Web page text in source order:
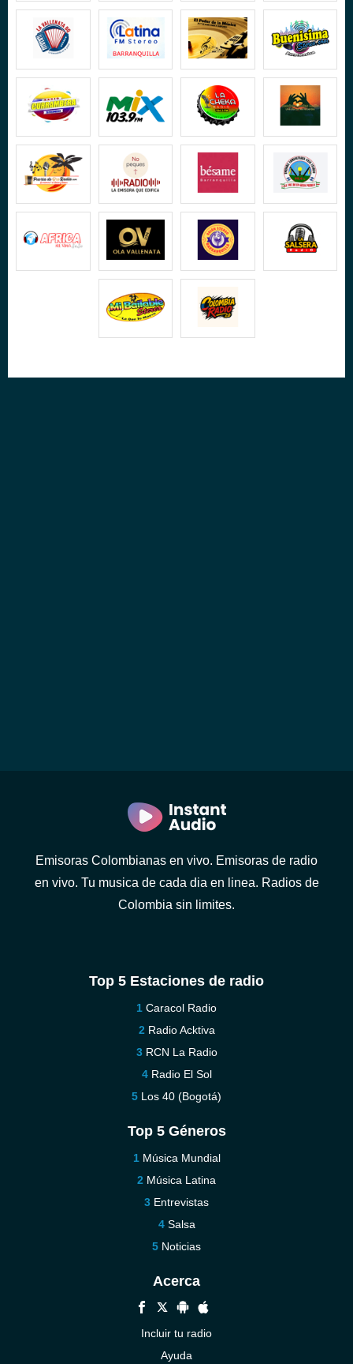
Emisoras Colombianas en vivo. Emisoras de radio
en vivo. Tu musica de cada dia en linea. Radios de
Colombia sin limites.
Top 5 Estaciones de radio
Caracol Radio
Radio Acktiva
RCN La Radio
Radio El Sol
Los 40 (Bogotá)
Top 5 Géneros
Música Mundial
Música Latina
Entrevistas
Salsa
Noticias
Acerca
Incluir tu radio
Ayuda